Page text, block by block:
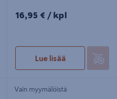
16,95€/kpl
16,95 € / kpl
Lue lisää
Vain myymälöistä